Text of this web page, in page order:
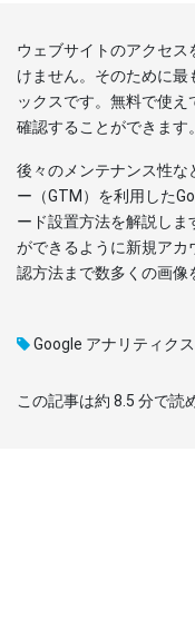
ウェブサイトのアクセ
けません。そのために最
ックスです。無料で使
確認することができます。
後々のメンテナンス性な
ー（GTM）を利用した
ード設置方法を解説し
ができるように新規ア
認方法まで数多くの画像
Google アナリティクス
この記事は約 8.5 分で読